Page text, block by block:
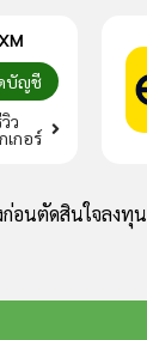
บัญชี
ว
เกอร์
อนตัดสินใจลงทุน